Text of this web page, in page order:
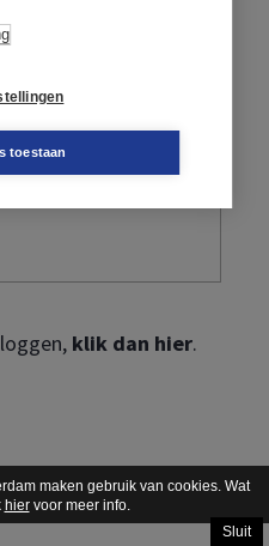
maken gebruik van cookies. Wat
hiervoor meer info.
Sluit
toestaanwachtwoord vergeten
klik dan hier.